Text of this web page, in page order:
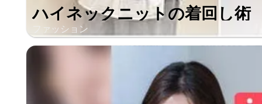
ハイネックニットの着回し術
ファッション